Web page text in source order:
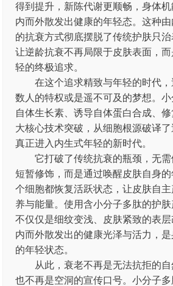
得到提升，新陈代谢更顺畅，身体
内而外散发出健康的年轻态。这种
的抗衰方式彻底摆脱了传统护肤只治
让逆龄抗衰不再局限于皮肤表面，
轻的终极追求。
在这个追求精致与年轻的时代
数人的特权或是遥不可及的梦想。
自体生长素、诱导自体蛋白合成、
大核心技术突破，从细胞根源破译
真正进入内生式年轻的新时代。
它打破了传统抗衰的瓶颈，无
短暂修饰，而是通过唤醒皮肤自身
个细胞都恢复活跃状态，让皮肤自
养与能量。使用含小分子多肽的护
不仅仅是细纹变浅、皮肤紧致的表
内而外散发出的健康光泽与活力，
的年轻状态。
从此，衰老不再是无法抗拒的
也不再是空洞的宣传口号。小分子